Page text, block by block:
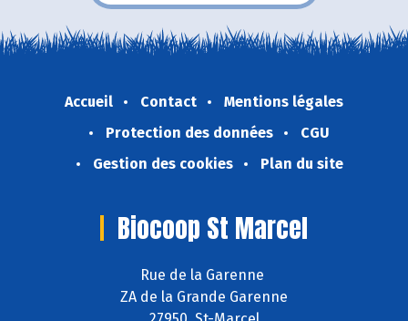
Accueil Contact
Mentions légales
Protection des données
CGU
Gestion des cookies
Plan du site
Biocoop St Marcel
Rue de la Garenne
ZA de la Grande Garenne